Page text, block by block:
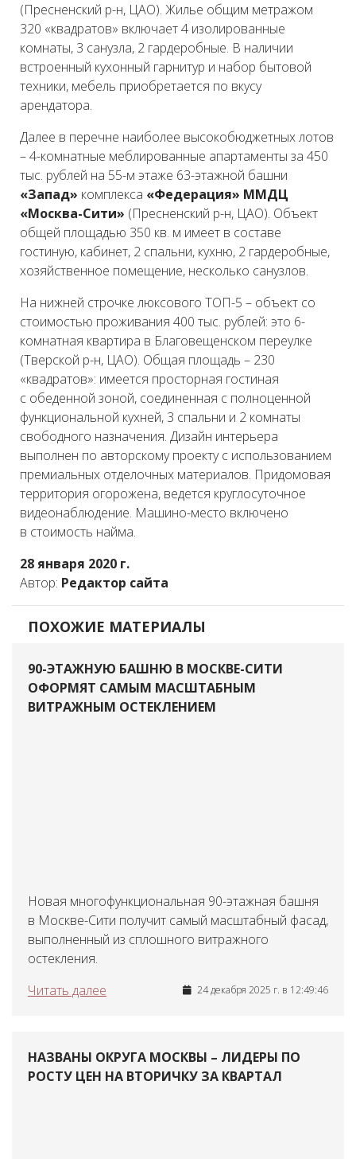
(Пресненский р-н, ЦАО). Жилье общим метражом
320 «квадратов» включает 4 изолированные
комнаты, 3 санузла, 2 гардеробные. В наличии
встроенный кухонный гарнитур и набор бытовой
техники, мебель приобретается по вкусу
арендатора.
Далее в перечне наиболее высокобюджетных лотов
– 4-комнатные меблированные апартаменты за 450
тыс. рублей на 55-м этаже 63-этажной башни
«Запад» комплекса «Федерация» ММДЦ
«Москва-Сити» (Пресненский р-н, ЦАО). Объект
общей площадью 350 кв. м имеет в составе
гостиную, кабинет, 2 спальни, кухню, 2 гардеробные,
хозяйственное помещение, несколько санузлов.
На нижней строчке люксового ТОП-5 – объект со
стоимостью проживания 400 тыс. рублей: это 6-
комнатная квартира в Благовещенском переулке
(Тверской р-н, ЦАО). Общая площадь – 230
«квадратов»: имеется просторная гостиная
с обеденной зоной, соединенная с полноценной
функциональной кухней, 3 спальни и 2 комнаты
свободного назначения. Дизайн интерьера
выполнен по авторскому проекту с использованием
премиальных отделочных материалов. Придомовая
территория огорожена, ведется круглосуточное
видеонаблюдение. Машино-место включено
в стоимость найма.
28 января 2020 г.
Автор: Редактор сайта
ПОХОЖИЕ МАТЕРИАЛЫ
90-ЭТАЖНУЮ БАШНЮ В МОСКВЕ-СИТИ
ОФОРМЯТ САМЫМ МАСШТАБНЫМ
ВИТРАЖНЫМ ОСТЕКЛЕНИЕМ
Новая многофункциональная 90-этажная башня
в Москве-Сити получит самый масштабный фасад,
выполненный из сплошного витражного
остекления.
Читать далее
24 декабря 2025 г. в 12:49:46
НАЗВАНЫ ОКРУГА МОСКВЫ – ЛИДЕРЫ ПО
РОСТУ ЦЕН НА ВТОРИЧКУ ЗА КВАРТАЛ